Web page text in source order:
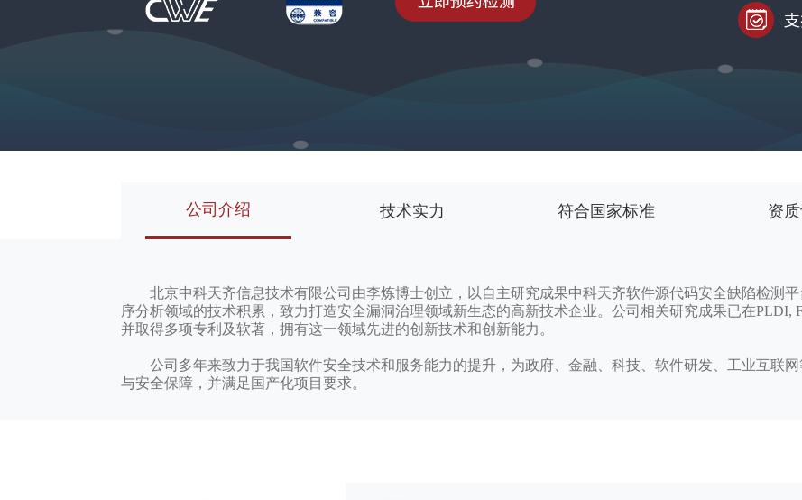
公司介绍 技术实力 符合国家标准 资
北京中科天齐信息技术有限公司由李炼博士创立，以自主研究成果中科天齐软件源代码安全缺陷检测平
序分析领域的技术积累，致力打造安全漏洞治理领域新生态的高新技术企业。公司相关研究成果已在PLDI,
并取得多项专利及软著，拥有这一领域先进的创新技术和创新能力。
公司多年来致力于我国软件安全技术和服务能力的提升，为政府、金融、科技、软件研发、工业互联
与安全保障，并满足国产化项目要求。